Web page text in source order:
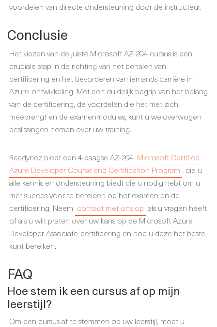
voordelen van directe ondersteuning door de instructeur.
Conclusie
Het kiezen van de juiste Microsoft AZ-204-cursus is een
cruciale stap in de richting van het behalen van
certificering en het bevorderen van iemands carrière in
Azure-ontwikkeling. Met een duidelijk begrip van het belang
van de certificering, de voordelen die het met zich
meebrengt en de examenmodules, kunt u weloverwogen
beslissingen nemen over uw training.
Readynez biedt een 4-daagse AZ-204 Microsoft Certified
Azure Developer Course and Certification Program , die u
alle kennis en ondersteuning biedt die u nodig hebt om u
met succes voor te bereiden op het examen en de
certificering. Neem contact met ons op als u vragen heeft
of als u wilt praten over uw kans op de Microsoft Azure
Developer Associate-certificering en hoe u deze het beste
kunt bereiken.
FAQ
Hoe stem ik een cursus af op mijn
leerstijl?
Om een cursus af te stemmen op uw leerstijl, moet u